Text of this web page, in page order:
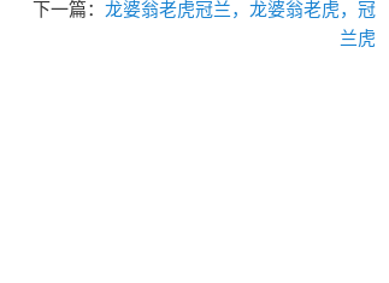
下一篇： 龙婆翁老虎冠兰，龙婆翁老虎，冠
兰虎